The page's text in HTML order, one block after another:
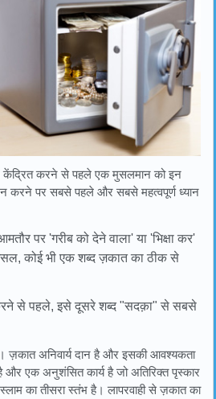
केंद्रित करने से पहले एक मुसलमान को इन
करने पर सबसे पहले और सबसे महत्वपूर्ण ध्यान
पर 'गरीब को देने वाला' या 'भिक्षा कर'
कोई भी एक शब्द ज़कात का ठीक से
से पहले, इसे दूसरे शब्द "सदक़ा" से सबसे
अनिवार्य दान है और इसकी आवश्यकता
और एक अनुशंसित कार्य है जो अतिरिक्त पृस्कार
का तीसरा स्तंभ है। लापरवाही से ज़कात का